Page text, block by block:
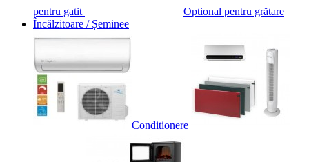
pentru gatit
Optional pentru grătare
Încălzitoare / Șeminee
Conditionere